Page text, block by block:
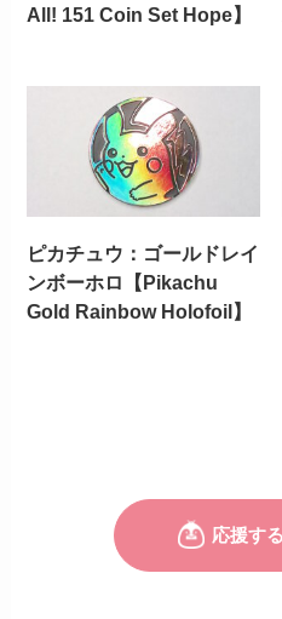
All! 151 Coin Set Hope】
ピカチュウ：ゴールドレイ
ンボーホロ【Pikachu
Gold Rainbow Holofoil】